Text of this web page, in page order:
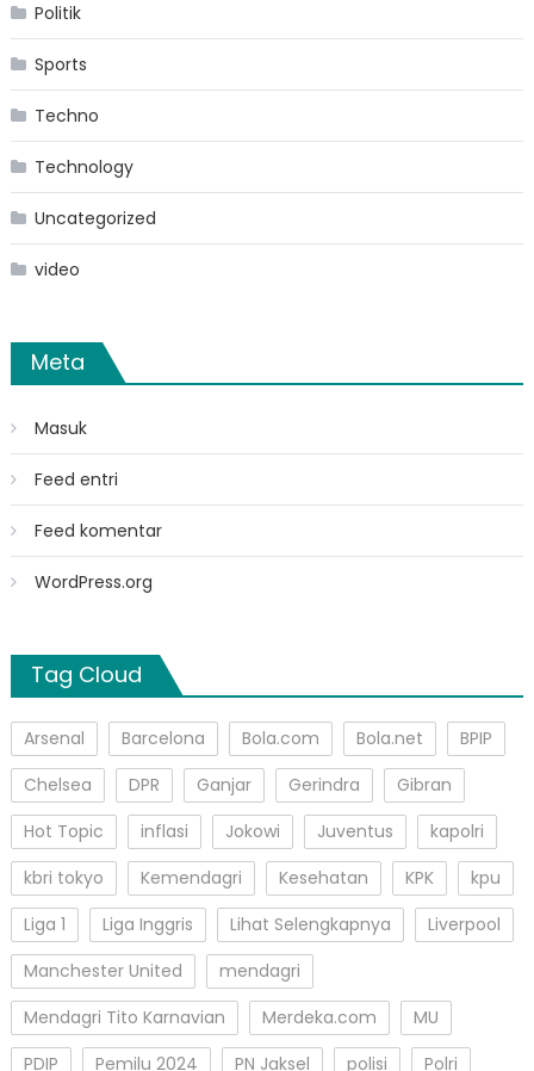
Politik
Sports
Techno
Technology
Uncategorized
video
Meta
Masuk
Feed entri
Feed komentar
WordPress.org
Tag Cloud
Arsenal Barcelona Bola.com Bola.net
BPIP
Chelsea
DPR Ganjar Gerindra
Gibran
Hot Topic
inflasi Jokowi Juventus
kapolri
kbri tokyo
Kemendagri Kesehatan KPK
kpu
Liga 1
Liga Inggris Lihat Selengkapnya
Liverpool
Manchester United
mendagri
Mendagri Tito Karnavian
Merdeka.com
MU
PDIP
Pemilu 2024 PN Jaksel polisi
Polri